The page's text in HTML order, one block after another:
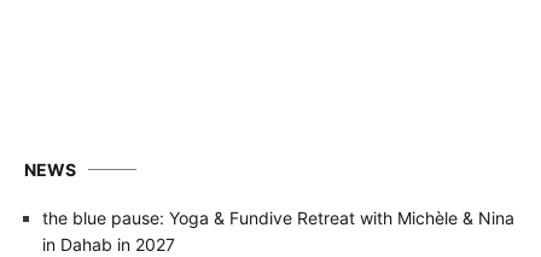
NEWS
the blue pause: Yoga & Fundive Retreat with Michèle & Nina
in Dahab in 2027